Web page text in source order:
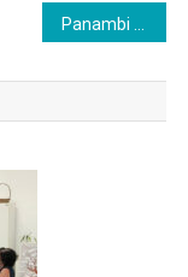
Panambi é Selo Ouro na Sala do Empreendedor na Edição 2025 do Sebrae